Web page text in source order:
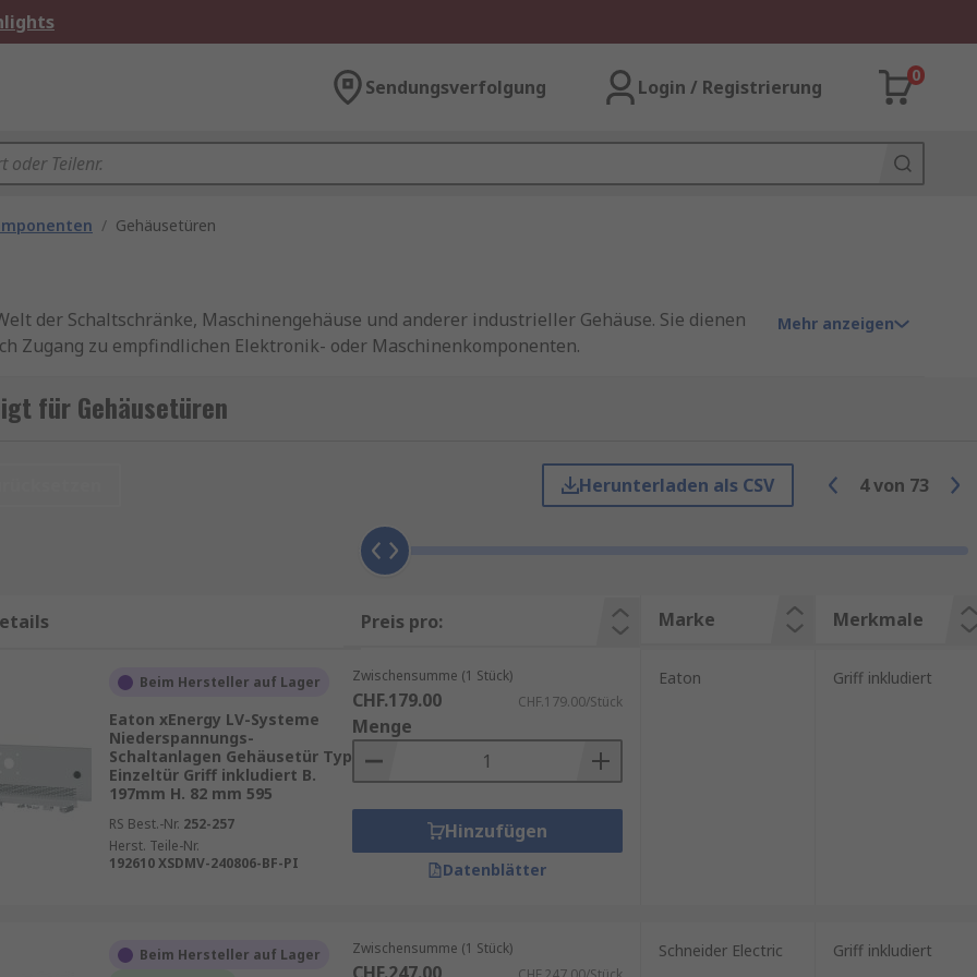
Sendungsverfolgung Login / Registrierung
0
/ Gehäusetüren
der Schaltschränke, Maschinengehäuse und anderer industrieller Gehäuse. Sie dienen
Zugang zu empfindlichen Elektronik- oder Maschinenkomponenten.
wie Staub, Wasser, Chemikalien und mechanischen Einwirkungen. Gleichzeitig bieten
zu erreichen, um Wartungen, Reparaturen oder Upgrades vorzunehmen.
oder Maschinenbauindustrie, sind Gehäusetüren unverzichtbar. Sie sorgen dafür,
arbeiten und vor Beschädigungen geschützt sind.
Sicherheit. Insbesondere in Branchen, in denen es auf präzise Technik ankommt, muss
werden. Gehäusetüren tragen dazu bei, Unbefugten den Zugriff auf
Zudem schützen sie die Mitarbeiter vor potenziell gefährlichen Spannungen oder
ausgestattet, die nur autorisierten Personen den Zugang ermöglichen. Diese
und Ausfällen erheblich zu reduzieren.
wie Stahl, Aluminium oder Kunststoff, die je nach Anwendungsbereich und
die einem hohen Risiko durch chemische Einflüsse oder extreme Temperaturen
Mehr anzeigen
für Gehäusetüren
Herunterladen als CSV 4von 73
Preis pro: Marke Merkmale
Beim Hersteller auf Lager
Eaton xEnergy LV-Systeme
Niederspannungs-
Schaltanlagen Gehäusetür Typ
Einzeltür Griff inkludiert B.
197mm H. 82 mm 595
RS Best.-Nr. 252-257
Herst. Teile-Nr.
192610 XSDMV-240806-BF-PI
Zwischensumme (1 Stück)
CHF.179.00 CHF.179.00/Stück
Menge
Hinzufügen
Datenblätter
Eaton Griff inkludiert
Beim Hersteller auf Lager
Zwischensumme (1 Stück) Schneider Electric Griff inkludiert